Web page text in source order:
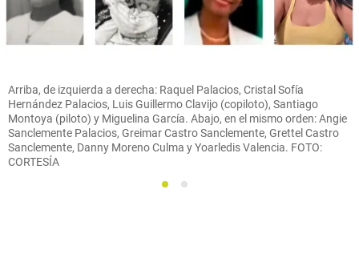
Arriba, de izquierda a derecha: Raquel Palacios, Cristal Sofía
Hernández Palacios, Luis Guillermo Clavijo (copiloto), Santiago
Montoya (piloto) y Miguelina García. Abajo, en el mismo orden: Angie
Sanclemente Palacios, Greimar Castro Sanclemente, Grettel Castro
Sanclemente, Danny Moreno Culma y Yoarledis Valencia. FOTO:
CORTESÍA
1 2